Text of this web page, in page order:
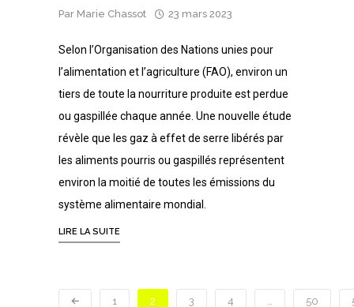
Par Marie Chassot 23 mars 2023
Selon l’Organisation des Nations unies pour
l’alimentation et l’agriculture (FAO), environ un
tiers de toute la nourriture produite est perdue
ou gaspillée chaque année. Une nouvelle étude
révèle que les gaz à effet de serre libérés par
les aliments pourris ou gaspillés représentent
environ la moitié de toutes les émissions du
système alimentaire mondial.
LIRE LA SUITE
1 2 3 4 50